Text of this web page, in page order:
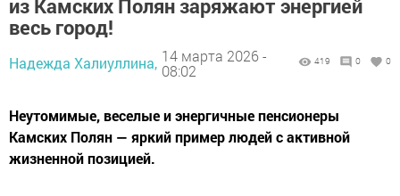
из Камских Полян заряжают энергией
весь город!
Надежда Халиуллина, 14 марта 2026 -
08:02
419 0 0
Неутомимые, веселые и энергичные пенсионеры
Камских Полян — яркий пример людей с активной
жизненной позицией.